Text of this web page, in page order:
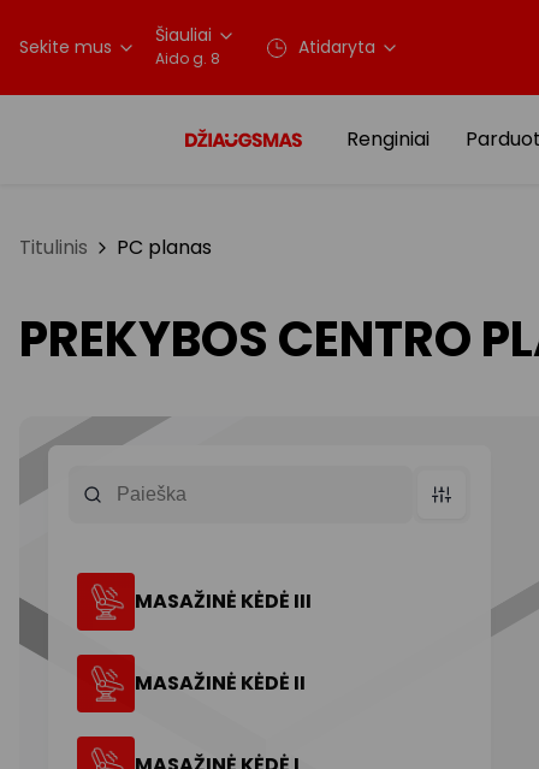
Sekite mus Šiauliai
Aido g. 8 Atidaryta
Renginiai
Titulinis PC planas
PREKYBOS CENTRO